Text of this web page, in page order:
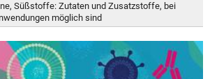
Süßstoffe: Zutaten und Zusatzstoffe, bei
möglich sind